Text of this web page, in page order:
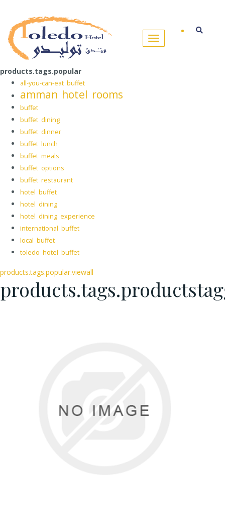
products.tags.popular
all-you-can-eat buffet
amman hotel rooms
buffet
buffet dining
buffet dinner
buffet lunch
buffet meals
buffet options
buffet restaurant
hotel buffet
hotel dining
hotel dining experience
international buffet
local buffet
toledo hotel buffet
products.tags.popular.viewall